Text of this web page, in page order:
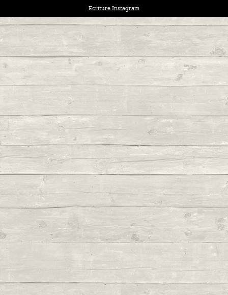
Ecriture Instagram